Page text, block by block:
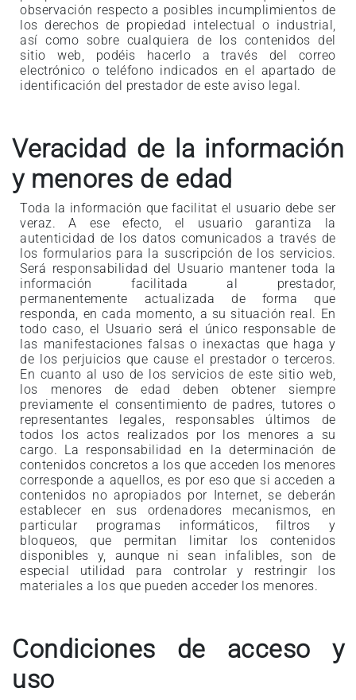
observación respecto a posibles incumplimientos de
los derechos de propiedad intelectual o industrial,
así como sobre cualquiera de los contenidos del
sitio web, podéis hacerlo a través del correo
electrónico o teléfono indicados en el apartado de
identificación del prestador de este aviso legal.
Veracidad de la información
y menores de edad
Toda la información que facilitat el usuario debe ser
veraz. A ese efecto, el usuario garantiza la
autenticidad de los datos comunicados a través de
los formularios para la suscripción de los servicios.
Será responsabilidad del Usuario mantener toda la
información facilitada al prestador,
permanentemente actualizada de forma que
responda, en cada momento, a su situación real. En
todo caso, el Usuario será el único responsable de
las manifestaciones falsas o inexactas que haga y
de los perjuicios que cause el prestador o terceros.
En cuanto al uso de los servicios de este sitio web,
los menores de edad deben obtener siempre
previamente el consentimiento de padres, tutores o
representantes legales, responsables últimos de
todos los actos realizados por los menores a su
cargo. La responsabilidad en la determinación de
contenidos concretos a los que acceden los menores
corresponde a aquellos, es por eso que si acceden a
contenidos no apropiados por Internet, se deberán
establecer en sus ordenadores mecanismos, en
particular programas informáticos, filtros y
bloqueos, que permitan limitar los contenidos
disponibles y, aunque ni sean infalibles, son de
especial utilidad para controlar y restringir los
materiales a los que pueden acceder los menores.
Condiciones de acceso y
uso